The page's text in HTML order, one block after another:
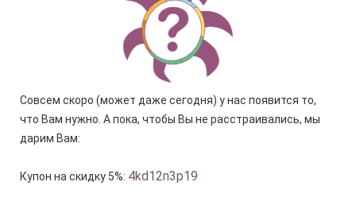
Совсем скоро (может даже сегодня) у нас появится то,
что Вам нужно. А пока, чтобы Вы не расстраивались, мы
дарим Вам:
Купон на скидку 5%: 4kd12n3p19